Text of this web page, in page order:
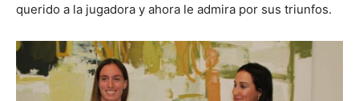
querido a la jugadora y ahora le admira por sus triunfos.